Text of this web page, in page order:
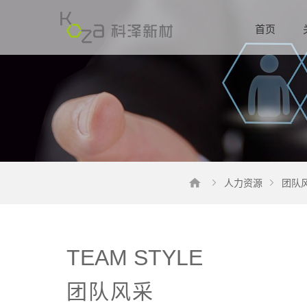
首页
人力资源 团队
TEAM STYLE
团队风采